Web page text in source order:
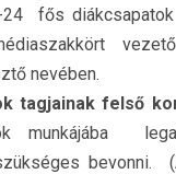
24 fős
nevében.
tagjainak felső
bevonni.